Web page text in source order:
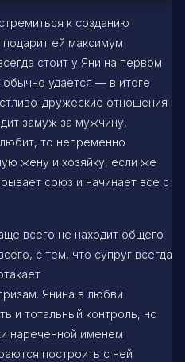
к созданию
подарит ей максимум
стоит у Яни на первом
обычно удается — в итоге
дружеские отношения
замуж за мужчину,
то непременно
жену и хозяйку, если же
союз и начинает все с
всего не находит общего
с тем, что супруг всегда
Янина в любви
и тотальный контроль, но
нареченной именем
построить с ней